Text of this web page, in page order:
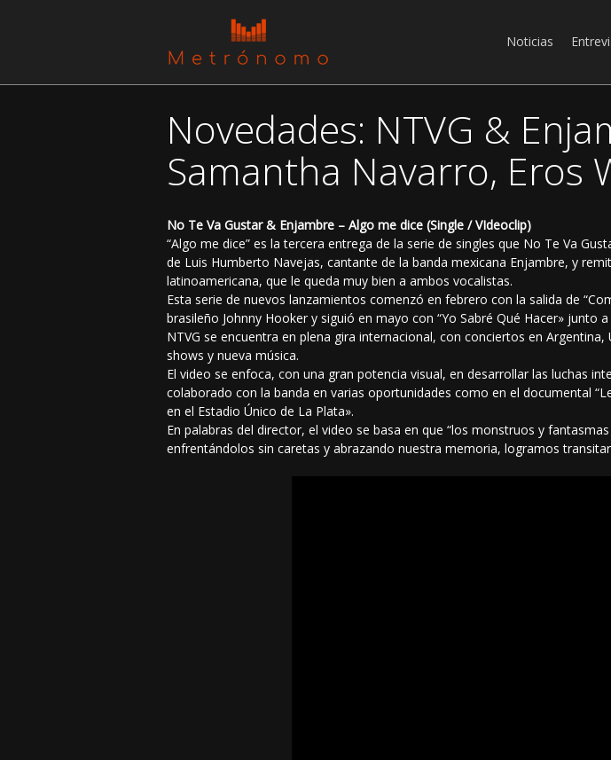
Noticias
Novedades: NTVG &
Samantha Navarro, Eros
No Te Va Gustar & Enjambre – Algo me dice (Single / VIdeoclip)
“Algo me dice” es la tercera entrega de la serie de singles que No Te Va
de Luis Humberto Navejas, cantante de la banda mexicana Enjambre, y
latinoamericana, que le queda muy bien a ambos vocalistas.
Esta serie de nuevos lanzamientos comenzó en febrero con la salida de
brasileño Johnny Hooker y siguió en mayo con “Yo Sabré Qué Hacer» junto
NTVG se encuentra en plena gira internacional, con conciertos en
shows y nueva música.
El video se enfoca, con una gran potencia visual, en desarrollar las luchas
colaborado con la banda en varias oportunidades como en el documental
en el Estadio Único de La Plata».
En palabras del director, el video se basa en que “los monstruos y
enfrentándolos sin caretas y abrazando nuestra memoria, logramos